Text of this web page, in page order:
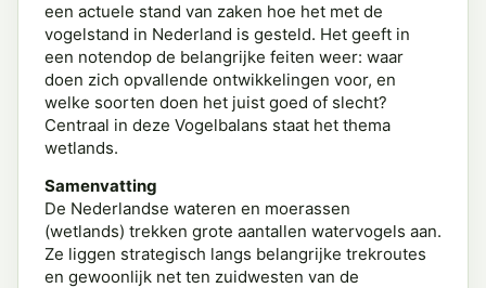
een actuele stand van zaken hoe het met de
vogelstand in Nederland is gesteld. Het geeft in
een notendop de belangrijke feiten weer: waar
doen zich opvallende ontwikkelingen voor, en
welke soorten doen het juist goed of slecht?
Centraal in deze Vogelbalans staat het thema
wetlands.
Samenvatting
De Nederlandse wateren en moerassen
(wetlands) trekken grote aantallen watervogels aan.
Ze liggen strategisch langs belangrijke trekroutes
en gewoonlijk net ten zuidwesten van de